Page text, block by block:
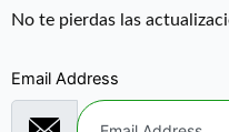
No te pierdas las
Email Address